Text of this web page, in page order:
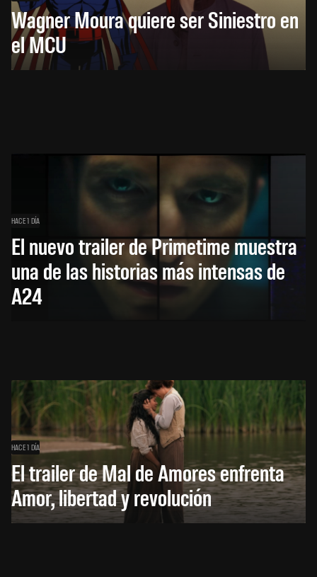
Wagner Moura quiere ser Siniestro en
el MCU
HACE 1 DÍA
El nuevo trailer de Primetime muestra
una de las historias más intensas de
A24
HACE 1 DÍA
El trailer de Mal de Amores enfrenta
Amor, libertad y revolución